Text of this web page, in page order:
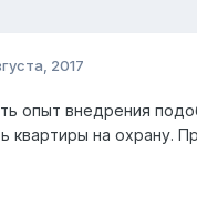
2017
опыт внедрения
квартиры на охрану.